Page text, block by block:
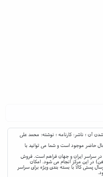
آن ؛ ناشر: کارنامه ؛ نوشته: محمد علی
حال حاضر موجود است و شما می توانید با
در سراسر ایران و جهان فراهم است. فروش
در این مرکز انجام می شود. امکان
پستی کالا با بسته بندی ویژه برای سراسر